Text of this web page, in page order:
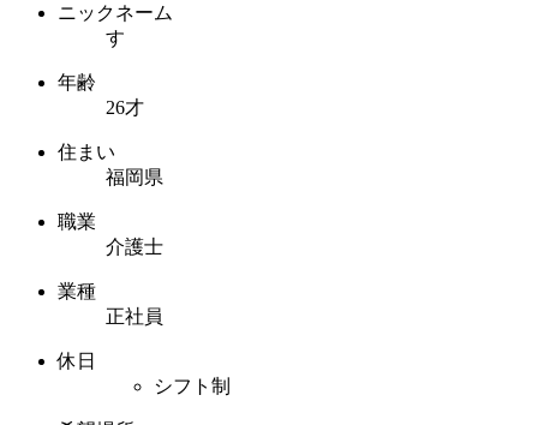
ニックネーム
す
年齢
26才
住まい
福岡県
職業
介護士
業種
正社員
休日
シフト制